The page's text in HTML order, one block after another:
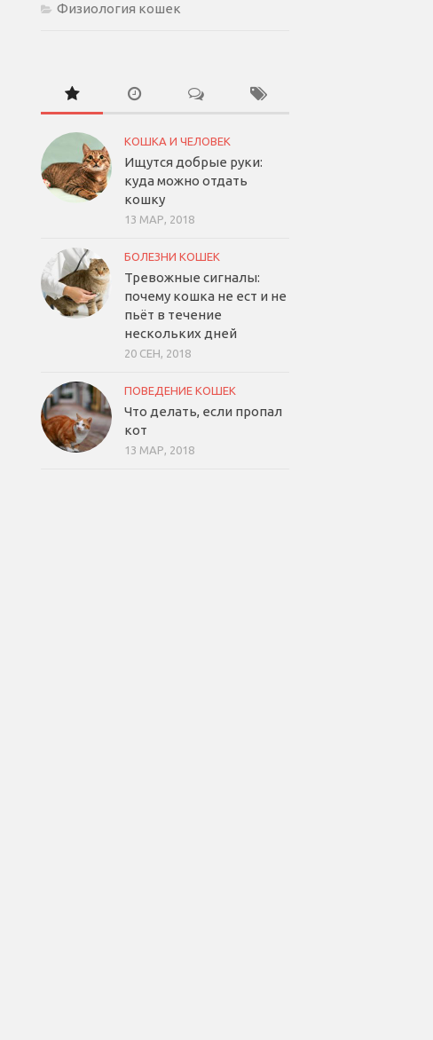
Физиология кошек
КОШКА И ЧЕЛОВЕК
Ищутся добрые руки:
куда можно отдать
кошку
13 МАР, 2018
БОЛЕЗНИ КОШЕК
Тревожные сигналы:
почему кошка не ест и не
пьёт в течение
нескольких дней
20 СЕН, 2018
ПОВЕДЕНИЕ КОШЕК
Что делать, если пропал
кот
13 МАР, 2018